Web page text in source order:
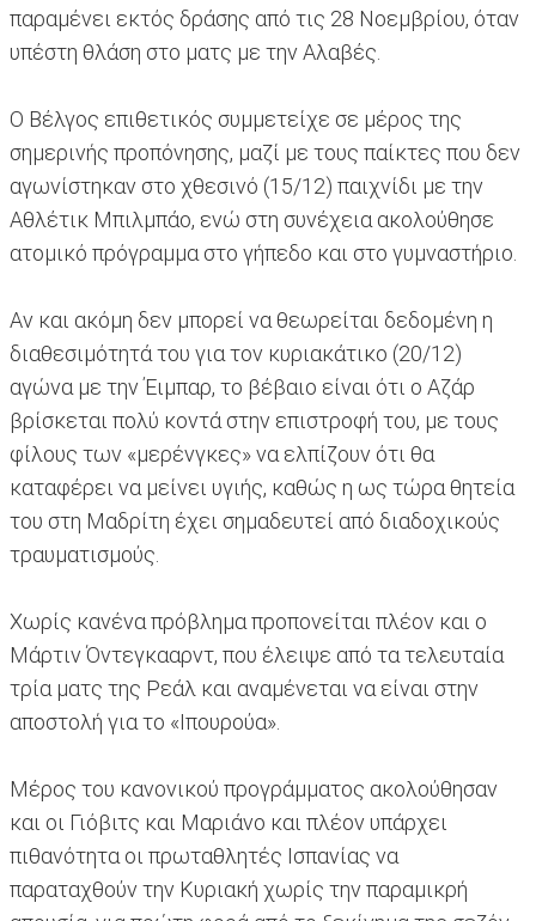
παραμένει εκτός δράσης από τις 28 Νοεμβρίου, όταν
υπέστη θλάση στο ματς με την Αλαβές.
Ο Βέλγος επιθετικός συμμετείχε σε μέρος της
σημερινής προπόνησης, μαζί με τους παίκτες που δεν
αγωνίστηκαν στο χθεσινό (15/12) παιχνίδι με την
Αθλέτικ Μπιλμπάο, ενώ στη συνέχεια ακολούθησε
ατομικό πρόγραμμα στο γήπεδο και στο γυμναστήριο.
Αν και ακόμη δεν μπορεί να θεωρείται δεδομένη η
διαθεσιμότητά του για τον κυριακάτικο (20/12)
αγώνα με την Έιμπαρ, το βέβαιο είναι ότι ο Αζάρ
βρίσκεται πολύ κοντά στην επιστροφή του, με τους
φίλους των «μερένγκες» να ελπίζουν ότι θα
καταφέρει να μείνει υγιής, καθώς η ως τώρα θητεία
του στη Μαδρίτη έχει σημαδευτεί από διαδοχικούς
τραυματισμούς.
Χωρίς κανένα πρόβλημα προπονείται πλέον και ο
Μάρτιν Όντεγκααρντ, που έλειψε από τα τελευταία
τρία ματς της Ρεάλ και αναμένεται να είναι στην
αποστολή για το «Ιπουρούα».
Μέρος του κανονικού προγράμματος ακολούθησαν
και οι Γιόβιτς και Μαριάνο και πλέον υπάρχει
πιθανότητα οι πρωταθλητές Ισπανίας να
παραταχθούν την Κυριακή χωρίς την παραμικρή